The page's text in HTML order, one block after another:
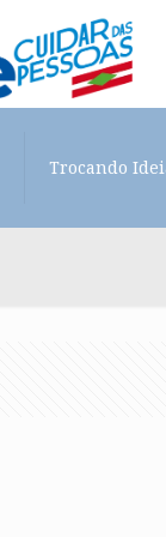
Trocando